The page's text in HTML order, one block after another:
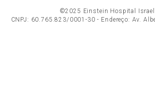
©2025 Einstein Hospital
CNPJ: 60.765.823/0001-30 - Endereço: Av.